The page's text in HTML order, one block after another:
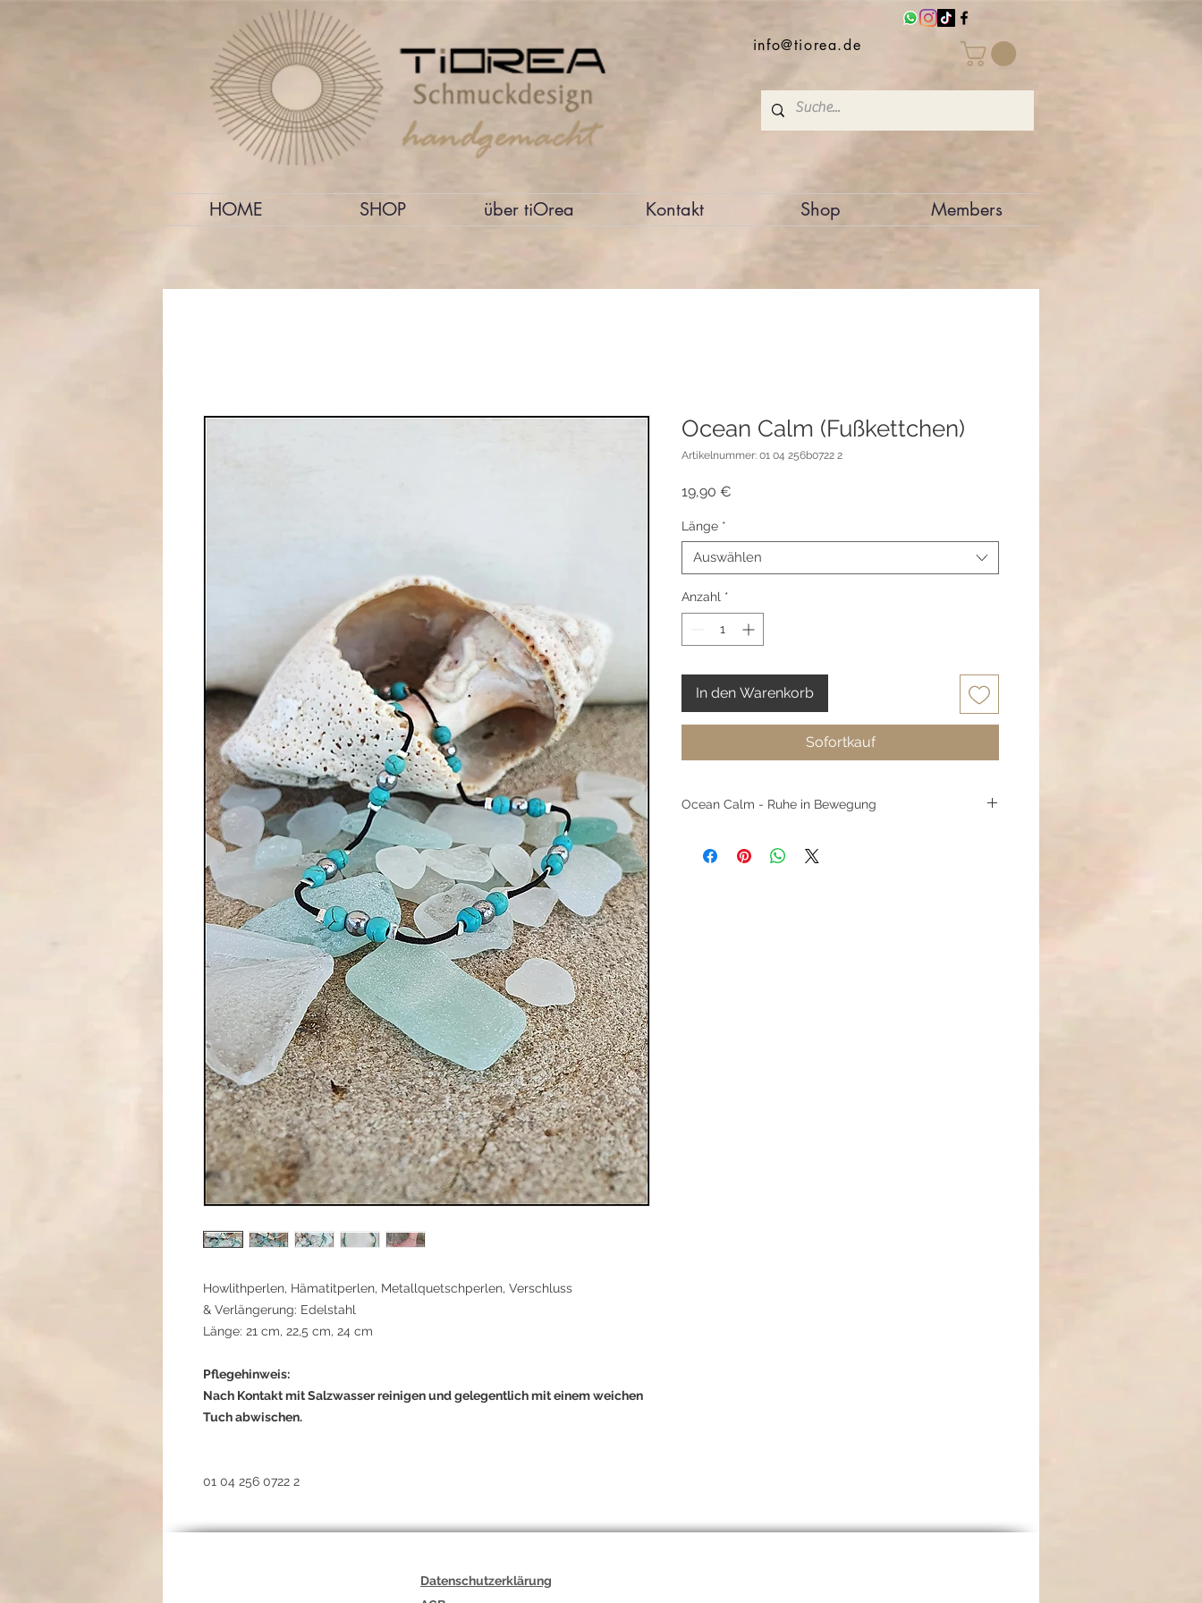
info@tiorea.de
HOME SHOP über tiOrea Kontakt Shop Members
Howlithperlen, Hämatitperlen, Metallquetschperlen, Verschluss
& Verlängerung: Edelstahl
Länge: 21 cm, 22,5 cm, 24 cm
Pflegehinweis:
Nach Kontakt mit Salzwasser reinigen und gelegentlich mit einem weichen
Tuch abwischen.
01 04 256 0722 2
Ocean Calm (Fußkettchen)
Artikelnummer: 01 04 256b0722 2
19,90 €
Länge *
Auswählen
Anzahl *
In den Warenkorb
Sofortkauf
Ocean Calm - Ruhe in Bewegung
Meer.
Datenschutzerklärung